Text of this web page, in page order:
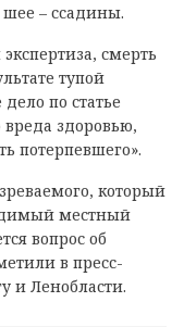
– ссадины.
смерть
тупой
по статье
здоровью,
потерпевшего».
который
местный
вопрос об
в пресс-
и Ленобласти.